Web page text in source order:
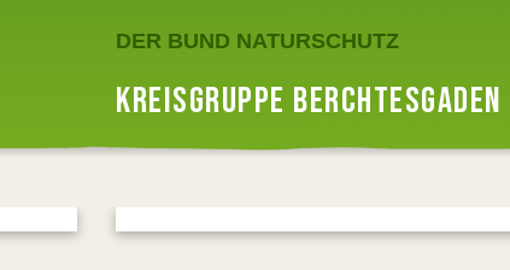
DER BUND NATURSCHUTZ
KREISGRUPPE BERCHTESGADEN